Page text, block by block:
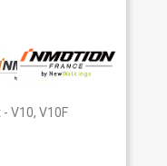
V10, V10F